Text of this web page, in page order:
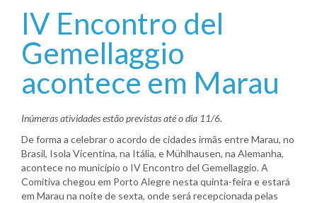
IV Encontro del
Gemellaggio
acontece em Marau
Inúmeras atividades estão previstas até o dia 11/6.
De forma a celebrar o acordo de cidades irmãs entre Marau, no
Brasil, Isola Vicentina, na Itália, e Mühlhausen, na Alemanha,
acontece no município o IV Encontro del Gemellaggio. A
Comitiva chegou em Porto Alegre nesta quinta-feira e estará
em Marau na noite de sexta, onde será recepcionada pelas